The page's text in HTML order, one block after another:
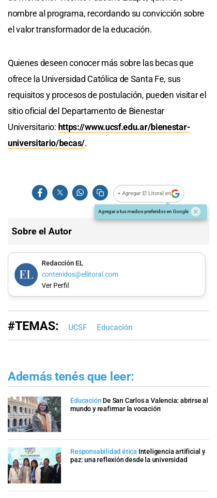
nombre al programa, recordando su convicción sobre
el valor transformador de la educación.
Quienes deseen conocer más sobre las becas que
ofrece la Universidad Católica de Santa Fe, sus
requisitos y procesos de postulación, pueden visitar el
sitio oficial del Departamento de Bienestar
Universitario: https://www.ucsf.edu.ar/bienestar-
universitario/becas/.
+ Agregar El Litoral en
Agregar a tus medios preferidos en Google
Sobre el Autor
Redacción EL
contenidos@ellitoral.com
Ver Perfil
#TEMAS: UCSF Educación
Además tenés que leer:
Educación De San Carlos a Valencia: abrirse al
mundo y reafirmar la vocación
Responsabilidad ética Inteligencia artificial y
paz: una reflexión desde la universidad